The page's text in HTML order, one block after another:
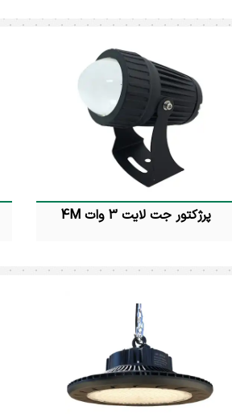
پرژکتور 100 وات اس ام دی 4M توان
مهتابی درجه حفاظت : IP65 شارنوری
: 10000 لومن زاویه تابش : 120 درجه ابعاد
پرژکتور جت لایت 3 وات 4M
پرژکتور جت لایت 3 وات 4M توان مصرفی
بدنه : مشکی رنگ نور : آفتابی و مهتابی و
ماه